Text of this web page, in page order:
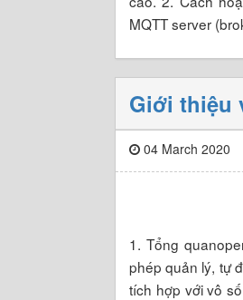
MQTT server
Giới thiệu
04 March 2020
1. Tổng
phép quản lý, tự
tích hợp với vô